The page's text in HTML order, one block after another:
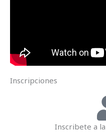
Inscripciones
Inscribete a